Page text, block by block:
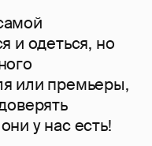
и одеться, но
или премьеры,
у нас есть!